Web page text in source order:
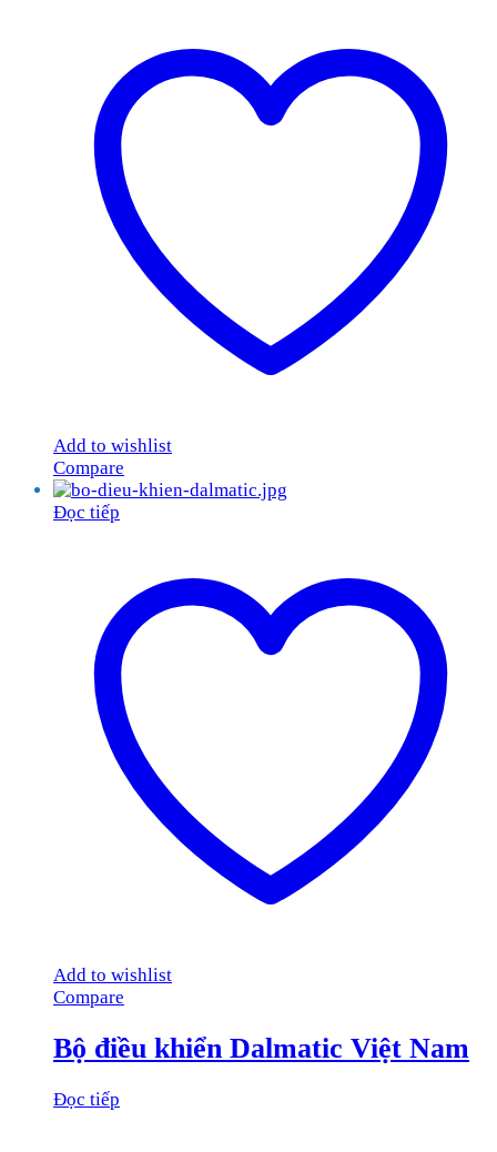
Add to wishlist
Compare
Đọc tiếp
Add to wishlist
Compare
Bộ điều khiển Dalmatic Việt Nam
Đọc tiếp